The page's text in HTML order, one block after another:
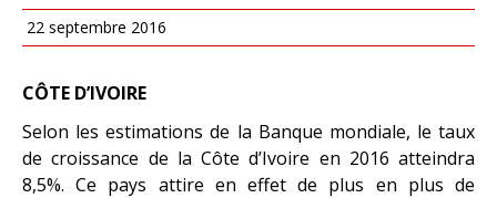
22 septembre 2016
CÔTE D’IVOIRE
Selon les estimations de la Banque mondiale, le taux
de croissance de la Côte d’Ivoire en 2016 atteindra
8,5%. Ce pays attire en effet de plus en plus de